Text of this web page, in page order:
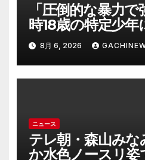
「圧倒的な暴力
時18歳の特定少年
刑の背景『年齢の
ないほど悪質だと
元裁判官が解説＞
異例のケース_8
8月 6, 2026
ニュース
テレ朝・森山み
か水色ノースリ姿